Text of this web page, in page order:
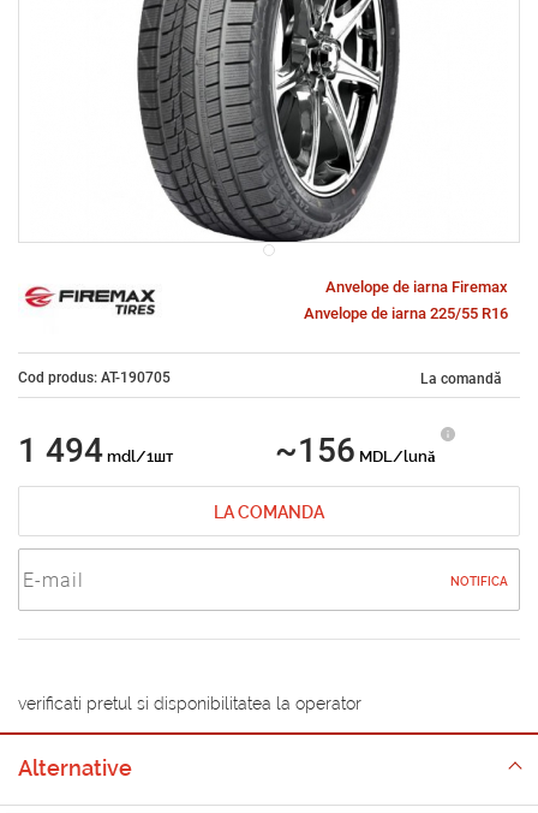
Anvelope de iarna Firemax
Anvelope de iarna 225/55 R16
Cod produs: AT-190705 La comandă
1 494 mdl/1шт ~156 MDL/lună
LA COMANDA
NOTIFICA
verificati pretul si disponibilitatea la operator
Alternative